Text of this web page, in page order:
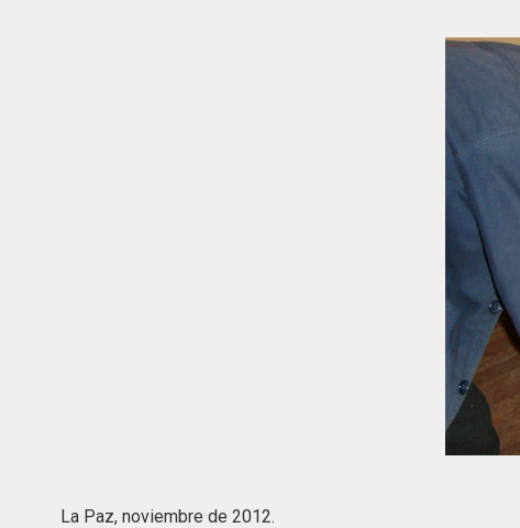
La Paz, noviembre de 2012.